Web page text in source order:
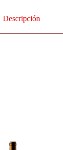
Descripción